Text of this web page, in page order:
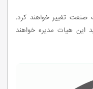
صنعت تغییر خواهند کرد.
و کیوان ایلکا ۲فرد جدید این هیات مدیره خواهند